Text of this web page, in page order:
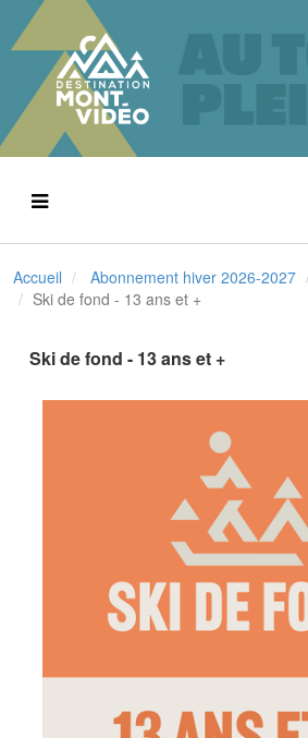
Accueil Abonnement hiver 2026-2027
Ski de fond - 13 ans et +
Ski de fond - 13 ans et +